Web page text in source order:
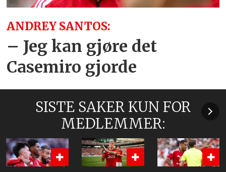
ANDREY SANTOS:
– Jeg kan gjøre det
Casemiro gjorde
SISTE SAKER KUN FOR
MEDLEMMER: